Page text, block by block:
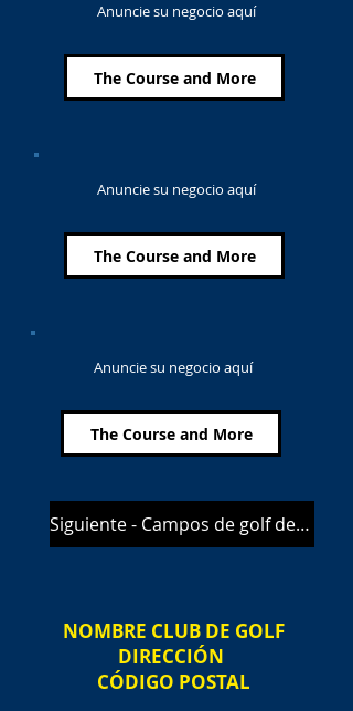
Anuncie su negocio aquí
The Course and More
Anuncie su negocio aquí
The Course and More
Anuncie su negocio aquí
The Course and More
Siguiente - Campos de golf de Midlothian
NOMBRE CLUB DE GOLF
DIRECCIÓN
CÓDIGO POSTAL